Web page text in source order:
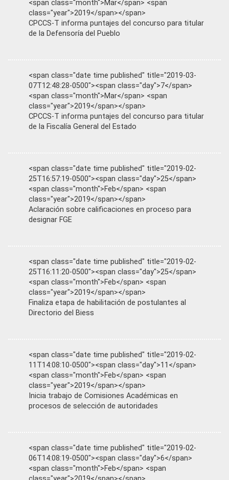
<span class="month">Mar</span> <span
class="year">2019</span></span>
CPCCS-T informa puntajes del concurso para titular
de la Defensoría del Pueblo
<span class="date time published" title="2019-03-
07T12:48:28-0500"><span class="day">7</span>
<span class="month">Mar</span> <span
class="year">2019</span></span>
CPCCS-T informa puntajes del concurso para titular
de la Fiscalía General del Estado
<span class="date time published" title="2019-02-
25T16:57:19-0500"><span class="day">25</span>
<span class="month">Feb</span> <span
class="year">2019</span></span>
Aclaración sobre calificaciones en proceso para
designar FGE
<span class="date time published" title="2019-02-
25T16:11:20-0500"><span class="day">25</span>
<span class="month">Feb</span> <span
class="year">2019</span></span>
Finaliza etapa de habilitación de postulantes al
Directorio del Biess
<span class="date time published" title="2019-02-
11T14:08:10-0500"><span class="day">11</span>
<span class="month">Feb</span> <span
class="year">2019</span></span>
Inicia trabajo de Comisiones Académicas en
procesos de selección de autoridades
<span class="date time published" title="2019-02-
06T14:08:19-0500"><span class="day">6</span>
<span class="month">Feb</span> <span